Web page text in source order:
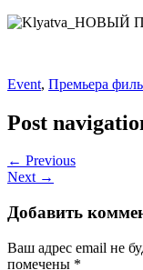
Event, Премьера
Post
← Previous
Next →
Добавить
Ваш адрес email не
помечены *